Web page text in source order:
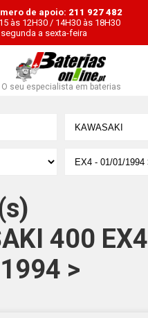
de apoio: 211 927 482
às 12H30 / 14H30 às 18H30
a sexta-feira
O seu especialista em baterias
400 EX4
>